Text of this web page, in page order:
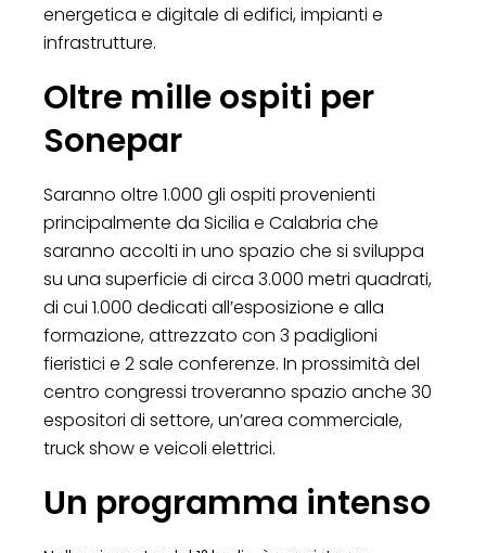
energetica e digitale di edifici, impianti e
infrastrutture.
Oltre mille ospiti per
Sonepar
Saranno oltre 1.000 gli ospiti provenienti
principalmente da Sicilia e Calabria che
saranno accolti in uno spazio che si sviluppa
su una superficie di circa 3.000 metri quadrati,
di cui 1.000 dedicati all’esposizione e alla
formazione, attrezzato con 3 padiglioni
fieristici e 2 sale conferenze. In prossimità del
centro congressi troveranno spazio anche 30
espositori di settore, un’area commerciale,
truck show e veicoli elettrici.
Un programma intenso